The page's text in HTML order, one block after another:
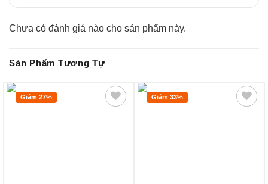
Chưa có đánh giá nào cho sản phẩm này.
Sản Phẩm Tương Tự
Giảm 27% Giảm 33%